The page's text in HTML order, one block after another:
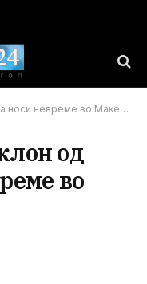
невреме во Македонија
од
во